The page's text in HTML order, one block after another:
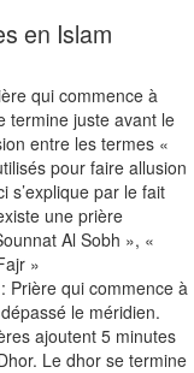
en Islam
qui commence à
termine juste avant le
entre les termes «
pour faire allusion
s’explique par le fait
une prière
Al Sobh », «
»
Prière qui commence à
le méridien.
ajoutent 5 minutes
Le dhor se termine